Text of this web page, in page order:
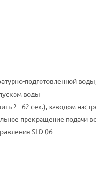
подготовленной
воды
2 - 62 сек.), заводом
прекращение подачи
SLD 06